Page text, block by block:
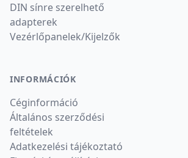
DIN sínre szerelhető
adapterek
Vezérlőpanelek/Kijelzők
INFORMÁCIÓK
Céginformáció
Általános szerződési
feltételek
Adatkezelési tájékoztató